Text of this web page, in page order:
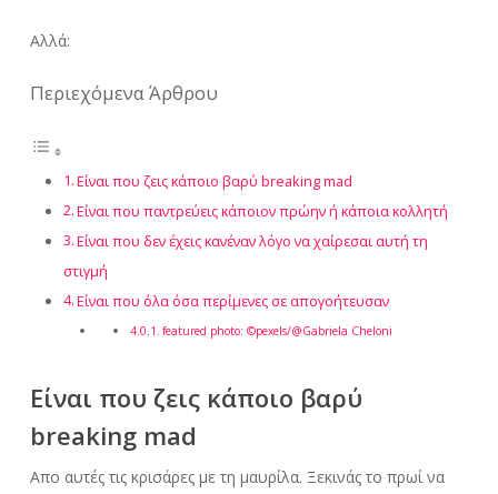
Αλλά:
Περιεχόμενα Άρθρου
Είναι που ζεις κάποιο βαρύ breaking mad
Είναι που παντρεύεις κάποιον πρώην ή κάποια κολλητή
Είναι που δεν έχεις κανέναν λόγο να χαίρεσαι αυτή τη
στιγμή
Είναι που όλα όσα περίμενες σε απογοήτευσαν
featured photo: ©pexels/@Gabriela Cheloni
Είναι που ζεις κάποιο βαρύ
breaking mad
Απο αυτές τις κρισάρες με τη μαυρίλα. Ξεκινάς το πρωί να